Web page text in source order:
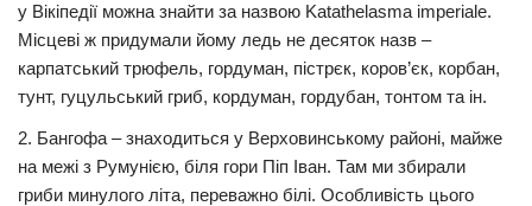
у Вікіпедії можна знайти за назвою Katathelasma imperiale.
Місцеві ж придумали йому ледь не десяток назв –
карпатський трюфель, гордуман, пістрєк, коров’єк, корбан,
тунт, гуцульський гриб, кордуман, гордубан, тонтом та ін.
2. Бангофа – знаходиться у Верховинському районі, майже
на межі з Румунією, біля гори Піп Іван. Там ми збирали
гриби минулого літа, переважно білі. Особливість цього